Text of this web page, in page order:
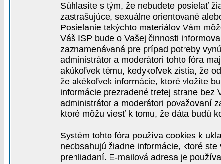
Súhlasíte s tým, že nebudete posielať
zastrašujúce, sexuálne orientované
Posielanie takýchto materiálov Vám
Váš ISP bude o Vašej činnosti
zaznamenávaná pre prípad potreby
administrátor a moderátori tohto fóra
akúkoľvek tému, kedykoľvek zistia, že
že akékoľvek informácie, ktoré vložíte
informácie prezradené tretej strane bez
administrátor a moderátori považovaní
ktoré môžu viesť k tomu, že dáta budú
Systém tohto fóra používa cookies k
neobsahujú žiadne informácie, ktoré
prehliadaní. E-mailová adresa je